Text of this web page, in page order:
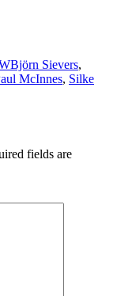
Tags
Björn Sievers,
McInnes, Silke
fields are